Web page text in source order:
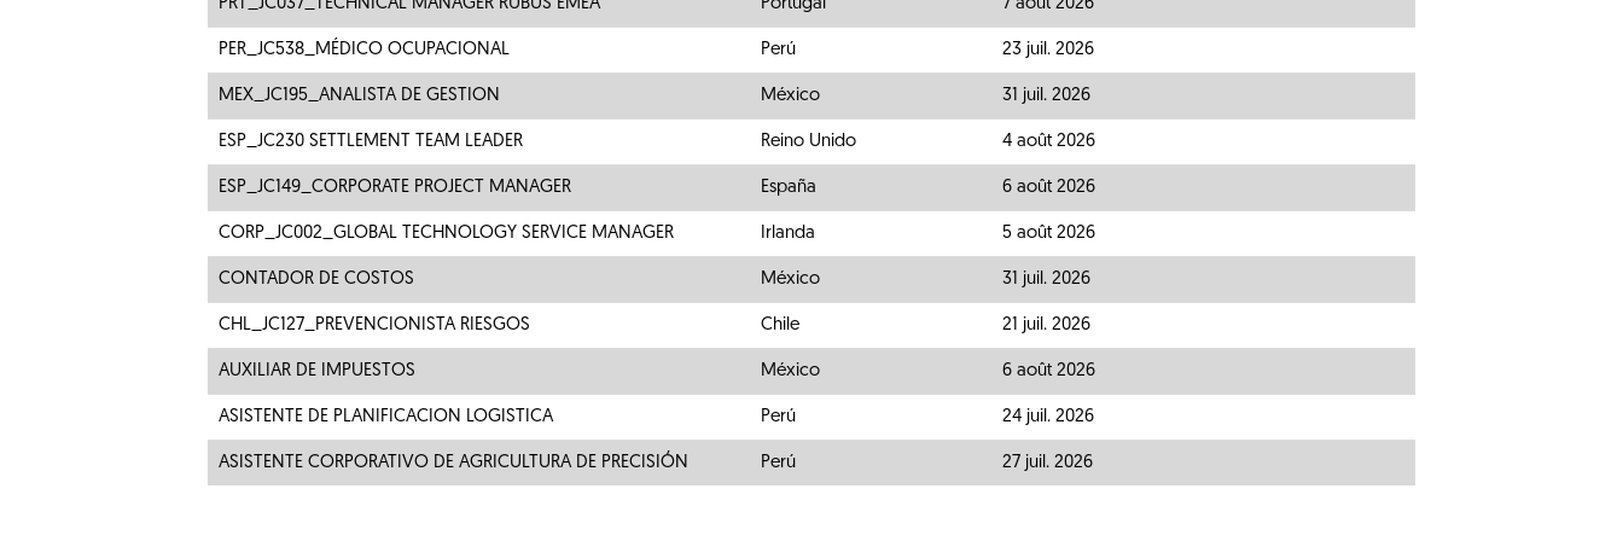
PRT_JC037_TECHNICAL MANAGER RUBUS EMEA Portugal 7 août 2026
PER_JC538_MÉDICO OCUPACIONAL Perú 23 juil. 2026
MEX_JC195_ANALISTA DE GESTION México 31 juil. 2026
ESP_JC230 SETTLEMENT TEAM LEADER Reino Unido 4 août 2026
ESP_JC149_CORPORATE PROJECT MANAGER España 6 août 2026
CORP_JC002_GLOBAL TECHNOLOGY SERVICE MANAGER Irlanda 5 août 2026
CONTADOR DE COSTOS México 31 juil. 2026
CHL_JC127_PREVENCIONISTA RIESGOS Chile 21 juil. 2026
AUXILIAR DE IMPUESTOS México 6 août 2026
ASISTENTE DE PLANIFICACION LOGISTICA Perú 24 juil. 2026
ASISTENTE CORPORATIVO DE AGRICULTURA DE PRECISIÓN Perú 27 juil. 2026